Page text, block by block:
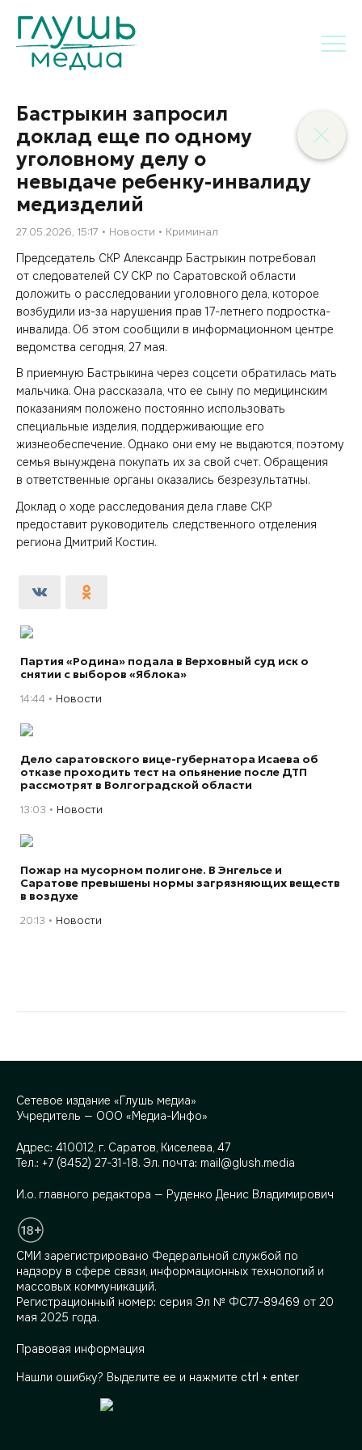
Бастрыкин запросил
доклад еще по одному
уголовному делу о
невыдаче ребенку-инвалиду
медизделий
27.05.2026, 15:17 Новости Криминал
Председатель СКР Александр Бастрыкин потребовал
от следователей СУ СКР по Саратовской области
доложить о расследовании уголовного дела, которое
возбудили из-за нарушения прав 17-летнего подростка-
инвалида. Об этом сообщили в информационном центре
ведомства сегодня, 27 мая.
В приемную Бастрыкина через соцсети обратилась мать
мальчика. Она рассказала, что ее сыну по медицинским
показаниям положено постоянно использовать
специальные изделия, поддерживающие его
жизнеобеспечение. Однако они ему не выдаются, поэтому
семья вынуждена покупать их за свой счет. Обращения
в ответственные органы оказались безрезультатны.
Доклад о ходе расследования дела главе СКР
предоставит руководитель следственного отделения
региона Дмитрий Костин.
Партия «Родина» подала в Верховный суд иск о
снятии с выборов «Яблока»
14:44 Новости
Дело саратовского вице-губернатора Исаева об
отказе проходить тест на опьянение после ДТП
рассмотрят в Волгоградской области
13:03 Новости
Пожар на мусорном полигоне. В Энгельсе и
Саратове превышены нормы загрязняющих веществ
в воздухе
20:13 Новости
Сетевое издание «Глушь медиа»
Учредитель — ООО «Медиа-Инфо»
Адрес: 410012, г. Саратов, Киселева, 47
Тел.: +7 (8452) 27-31-18. Эл. почта: mail@glush.media
И.о. главного редактора — Руденко Денис Владимирович
СМИ зарегистрировано Федеральной службой по
надзору в сфере связи, информационных технологий и
массовых коммуникаций.
Регистрационный номер: серия Эл № ФС77-89469 от 20
мая 2025 года.
Правовая информация
Нашли ошибку? Выделите ее и нажмите ctrl + enter